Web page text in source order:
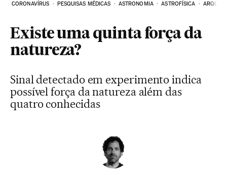
CORONAVÍRUS PESQUISAS MÉDICAS ASTRONOMIA ASTROFÍSICA
Existe uma quinta força da
natureza?
Sinal detectado em experimento indica
possível força da natureza além das
quatro conhecidas